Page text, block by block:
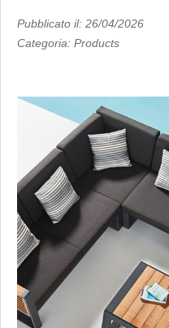
Pubblicato il: 26/04/2026
Categoria: Products